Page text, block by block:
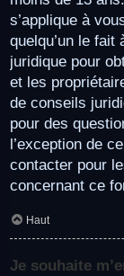
s’applique à
quelqu’un le
juridique pour
et les
de conseils
pour des
l’exception de
contacter pour
concernant ce
Haut
Je souhaite